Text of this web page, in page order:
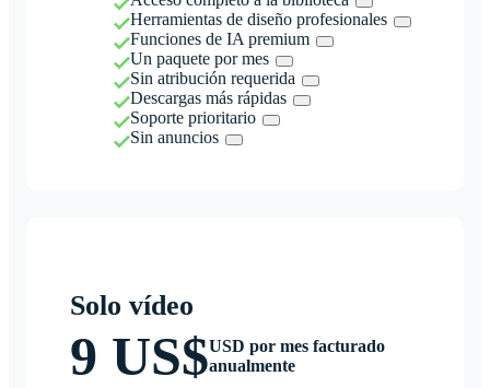
Herramientas de diseño profesionales
Funciones de IA premium
Un paquete por mes
Sin atribución requerida
Descargas más rápidas
Soporte prioritario
Sin anuncios
Solo vídeo
9 US$USD por mes facturado
anualmente